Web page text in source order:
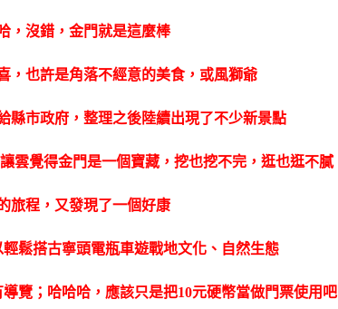
，沒錯，金門就是這麼棒
，也許是角落不經意的美食，或風獅爺
縣市政府，整理之後陸續出現了不少新景點
雲覺得金門是一個寶藏，挖也挖不完，逛也逛不膩
旅程，又發現了一個好康
鬆搭古寧頭電瓶車遊戰地文化、自然生態
覽；哈哈哈，應該只是把10元硬幣當做門票使用吧